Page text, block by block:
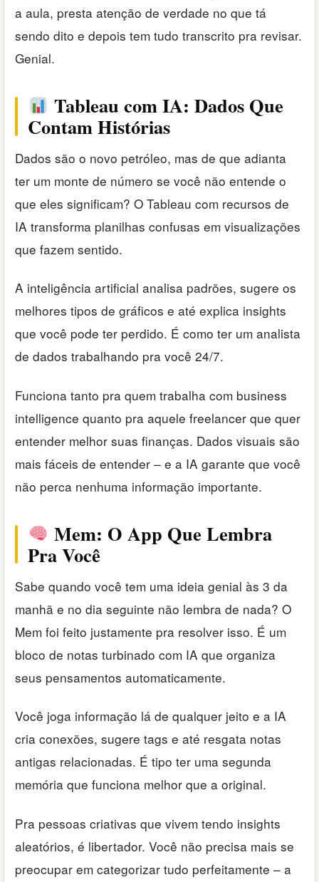
a aula, presta atenção de verdade no que tá
sendo dito e depois tem tudo transcrito pra revisar.
Genial.
Tableau com IA: Dados Que
Contam Histórias
Dados são o novo petróleo, mas de que adianta
ter um monte de número se você não entende o
que eles significam? O Tableau com recursos de
IA transforma planilhas confusas em visualizações
que fazem sentido.
A inteligência artificial analisa padrões, sugere os
melhores tipos de gráficos e até explica insights
que você pode ter perdido. É como ter um analista
de dados trabalhando pra você 24/7.
Funciona tanto pra quem trabalha com business
intelligence quanto pra aquele freelancer que quer
entender melhor suas finanças. Dados visuais são
mais fáceis de entender – e a IA garante que você
não perca nenhuma informação importante.
Mem: O App Que Lembra
Pra Você
Sabe quando você tem uma ideia genial às 3 da
manhã e no dia seguinte não lembra de nada? O
Mem foi feito justamente pra resolver isso. É um
bloco de notas turbinado com IA que organiza
seus pensamentos automaticamente.
Você joga informação lá de qualquer jeito e a IA
cria conexões, sugere tags e até resgata notas
antigas relacionadas. É tipo ter uma segunda
memória que funciona melhor que a original.
Pra pessoas criativas que vivem tendo insights
aleatórios, é libertador. Você não precisa mais se
preocupar em categorizar tudo perfeitamente – a